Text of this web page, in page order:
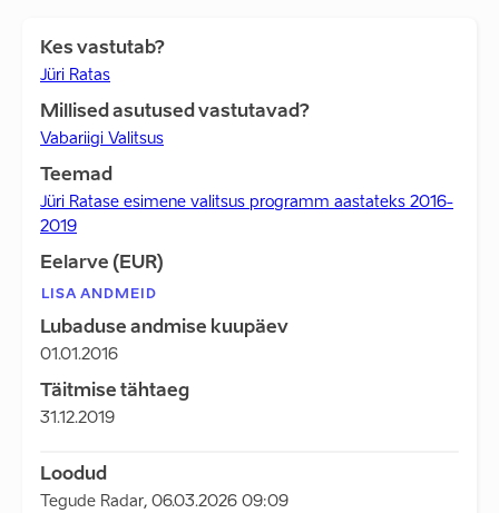
Kes vastutab?
Jüri Ratas
Millised asutused vastutavad?
Vabariigi Valitsus
Teemad
Jüri Ratase esimene valitsus programm aastateks 2016-
2019
Eelarve (EUR)
LISA ANDMEID
Lubaduse andmise kuupäev
01.01.2016
Täitmise tähtaeg
31.12.2019
Loodud
Tegude Radar, 06.03.2026 09:09